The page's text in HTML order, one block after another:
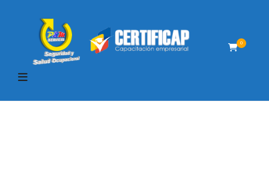
0